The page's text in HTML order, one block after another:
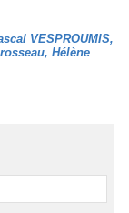
VESPROUMIS,
, Hélène